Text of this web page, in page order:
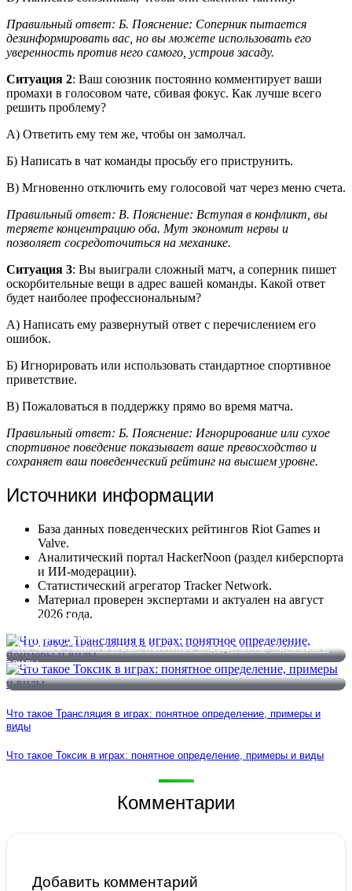
Правильный ответ: Б. Пояснение: Соперник пытается
дезинформировать вас, но вы можете использовать его
уверенность против него самого, устроив засаду.
Ситуация 2: Ваш союзник постоянно комментирует ваши
промахи в голосовом чате, сбивая фокус. Как лучше всего
решить проблему?
А) Ответить ему тем же, чтобы он замолчал.
Б) Написать в чат команды просьбу его приструнить.
В) Мгновенно отключить ему голосовой чат через меню счета.
Правильный ответ: В. Пояснение: Вступая в конфликт, вы
теряете концентрацию оба. Мут экономит нервы и
позволяет сосредоточиться на механике.
Ситуация 3: Вы выиграли сложный матч, а соперник пишет
оскорбительные вещи в адрес вашей команды. Какой ответ
будет наиболее профессиональным?
А) Написать ему развернутый ответ с перечислением его
ошибок.
Б) Игнорировать или использовать стандартное спортивное
приветствие.
В) Пожаловаться в поддержку прямо во время матча.
Правильный ответ: Б. Пояснение: Игнорирование или сухое
спортивное поведение показывает ваше превосходство и
сохраняет ваш поведенческий рейтинг на высшем уровне.
Источники информации
База данных поведенческих рейтингов Riot Games и
Valve.
Аналитический портал HackerNoon (раздел киберспорта
и ИИ-модерации).
Статистический агрегатор Tracker Network.
Материал проверен экспертами и актуален на август
2026 года.
Что такое Трансляция в играх: понятное определение,
примеры и виды
Что такое Токсик в играх: понятное определение, примеры и
виды
Что такое Трансляция в играх: понятное определение, примеры и
виды
Что такое Токсик в играх: понятное определение, примеры и виды
Комментарии
Добавить комментарий